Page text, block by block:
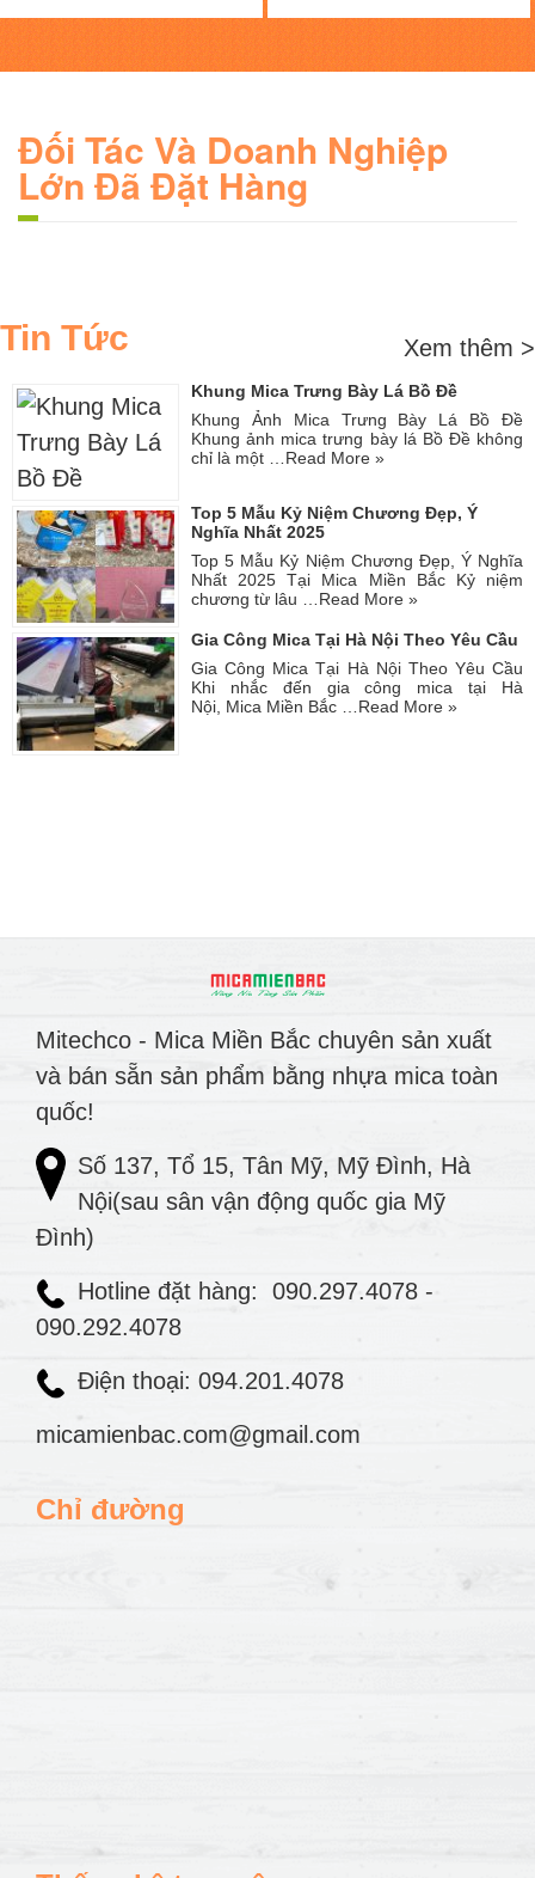
Đối Tác Và Doanh Nghiệp
Lớn Đã Đặt Hàng
Tin Tức Xem thêm >
Khung Mica Trưng Bày Lá Bồ Đề
Khung Ảnh Mica Trưng Bày Lá Bồ Đề
Khung ảnh mica trưng bày lá Bồ Đề không
chỉ là một … Read More »
Top 5 Mẫu Kỷ Niệm Chương Đẹp, Ý
Nghĩa Nhất 2025
Top 5 Mẫu Kỷ Niệm Chương Đẹp, Ý Nghĩa
Nhất 2025 Tại Mica Miền Bắc Kỷ niệm
chương từ lâu … Read More »
Gia Công Mica Tại Hà Nội Theo Yêu Cầu
Gia Công Mica Tại Hà Nội Theo Yêu Cầu
Khi nhắc đến gia công mica tại Hà
Nội, Mica Miền Bắc …Read More »
Mitechco - Mica Miền Bắc chuyên sản xuất
và bán sẵn sản phẩm bằng nhựa mica toàn
quốc!
Số 137, Tổ 15, Tân Mỹ, Mỹ Đình, Hà
Nội(sau sân vận động quốc gia Mỹ
Đình)
Hotline đặt hàng: 090.297.4078 -
090.292.4078
Điện thoại: 094.201.4078
micamienbac.com@gmail.com
Chỉ đường